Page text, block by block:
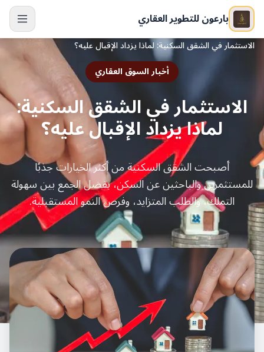
بارعون للتطوير العقاري
الرئيسية
العقارات
حول بارعون
سياسة الخصوصية
المدونة
تواصل معنا
الرئيسية / المدونة /
الاستثمار في الشقق السكنية: لماذا يزداد الإقبال عليه؟
أخبار السوق العقاري
الاستثمار في الشقق السكنية:
لماذا يزداد الإقبال عليه؟
أصبحت الشقق السكنية من أكثر الخيارات جذبًا
للمستثمرين والباحثين عن السكن، بفضل الجمع بين سهولة
التملك، والطلب المتزايد، وفرص النمو المستقبلية.